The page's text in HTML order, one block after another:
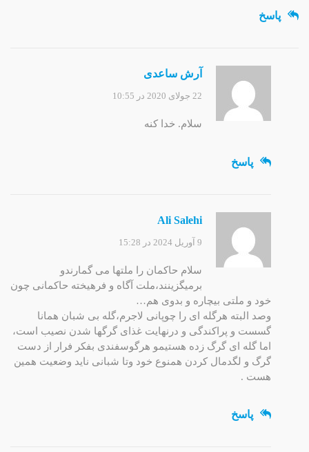
پاسخ
آرش ساعدی
22 جولای 2020 در 10:55
سلام. خدا کنه
پاسخ
Ali Salehi
9 آوریل 2024 در 15:28
سلام حاکمان را ملتها می گمارندو
برمیگزینند،ملت آگاه و فرهیخته حاکمانی چون
خود و ملتی بیچاره و بدوی هم…
وصد البته هرگله ای را چوپانی لاجرم،گله بی شبان همانا
گسست و پراکندگی و درنهایت غذای گرگها شدن نصیب است،
اما گله ای گرگ زده هستیمو هرگوسفندی بفکر فرار از دست
گرگ و لگدمال کردن همنوع خود وتا شبانی ناید وضعیت همین
هست .
پاسخ